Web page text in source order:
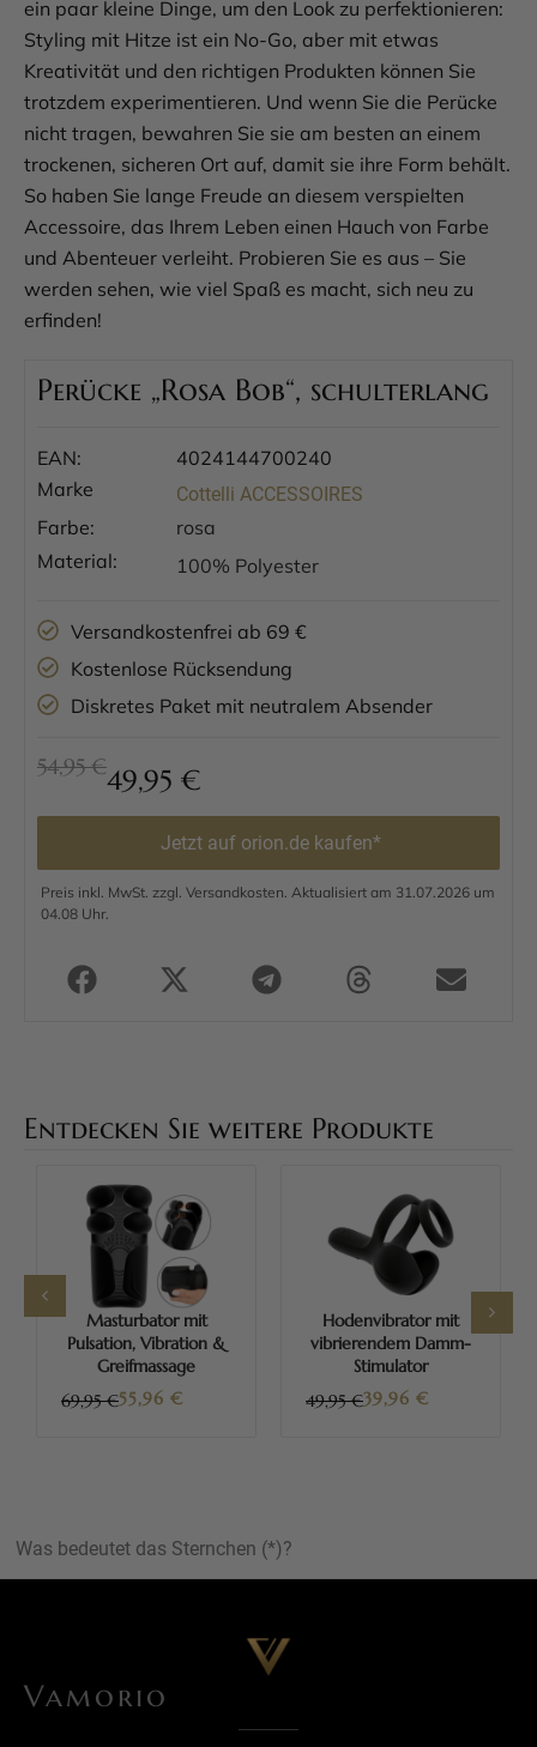
ein paar kleine Dinge, um den Look zu perfektionieren:
Styling mit Hitze ist ein No-Go, aber mit etwas
Kreativität und den richtigen Produkten können Sie
trotzdem experimentieren. Und wenn Sie die Perücke
nicht tragen, bewahren Sie sie am besten an einem
trockenen, sicheren Ort auf, damit sie ihre Form behält.
So haben Sie lange Freude an diesem verspielten
Accessoire, das Ihrem Leben einen Hauch von Farbe
und Abenteuer verleiht. Probieren Sie es aus – Sie
werden sehen, wie viel Spaß es macht, sich neu zu
erfinden!
Perücke „Rosa Bob“, schulterlang
EAN:
4024144700240
Marke
Cottelli ACCESSOIRES
Farbe:
rosa
Material:
100% Polyester
Versandkostenfrei ab 69 €
Kostenlose Rücksendung
Diskretes Paket mit neutralem Absender
54,95 €49,95 €
Jetzt auf orion.de kaufen*
Preis inkl. MwSt. zzgl. Versandkosten. Aktualisiert am 31.07.2026 um
04.08 Uhr.
Entdecken Sie weitere Produkte
Masturbator mit
Pulsation, Vibration &
Greifmassage
69,95 €55,96 €
Hodenvibrator mit
vibrierendem Damm-
Stimulator
49,95 €39,96 €
Was bedeutet das Sternchen (*)?
Vamorio